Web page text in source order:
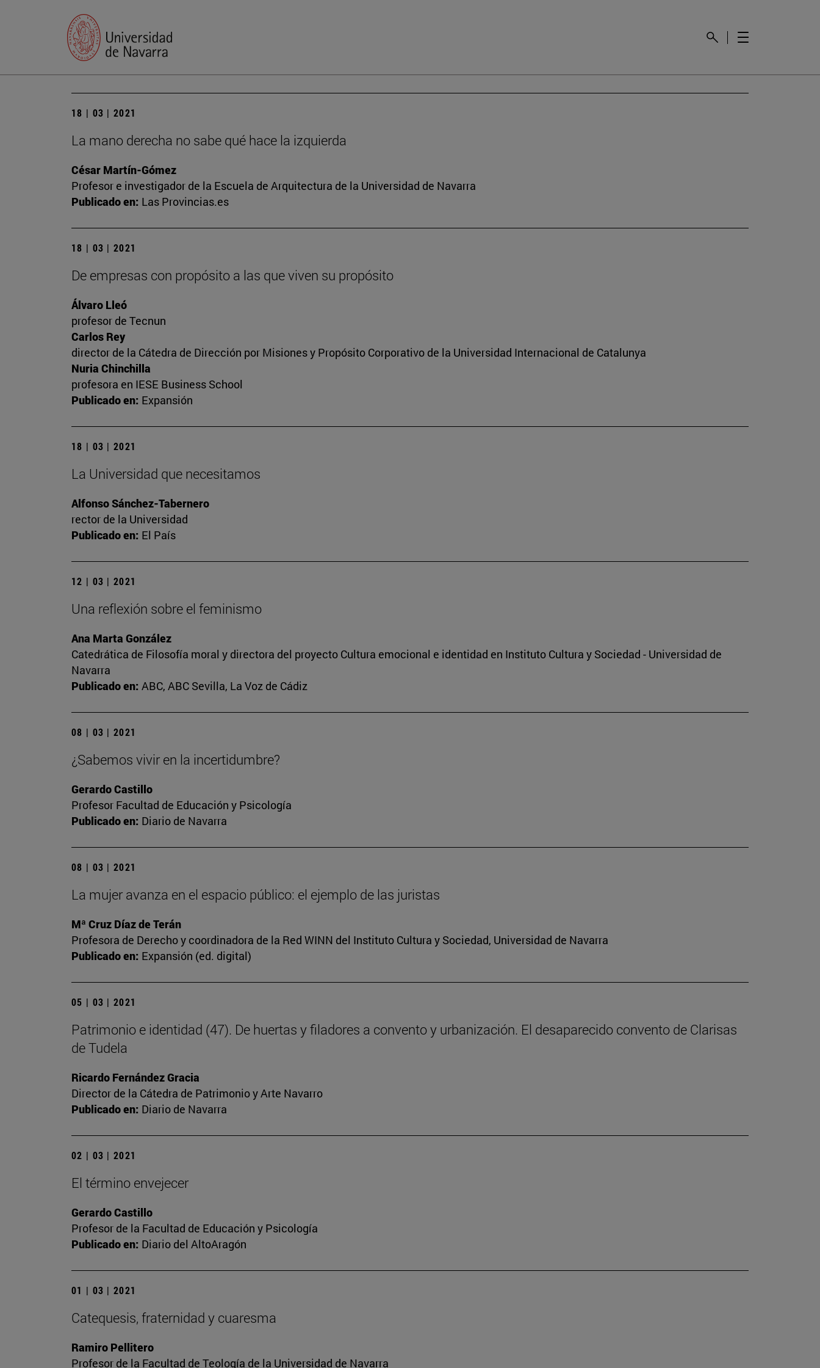
18 | 03 | 2021
La mano derecha no sabe qué hace la izquierda
César Martín-Gómez
Profesor e investigador de la Escuela de Arquitectura de la Universidad de Navarra
Publicado en: Las Provincias.es
18 | 03 | 2021
De empresas con propósito a las que viven su propósito
Álvaro Lleó
profesor de Tecnun
Carlos Rey
director de la Cátedra de Dirección por Misiones y Propósito Corporativo de la Universidad Internacional de Catalunya
Nuria Chinchilla
profesora en IESE Business School
Publicado en: Expansión
18 | 03 | 2021
La Universidad que necesitamos
Alfonso Sánchez-Tabernero
rector de la Universidad
Publicado en: El País
12 | 03 | 2021
Una reflexión sobre el feminismo
Ana Marta González
Catedrática de Filosofía moral y directora del proyecto Cultura emocional e identidad en Instituto Cultura y Sociedad - Universidad de
Navarra
Publicado en: ABC, ABC Sevilla, La Voz de Cádiz
08 | 03 | 2021
¿Sabemos vivir en la incertidumbre?
Gerardo Castillo
Profesor Facultad de Educación y Psicología
Publicado en: Diario de Navarra
08 | 03 | 2021
La mujer avanza en el espacio público: el ejemplo de las juristas
Mª Cruz Díaz de Terán
Profesora de Derecho y coordinadora de la Red WINN del Instituto Cultura y Sociedad, Universidad de Navarra
Publicado en: Expansión (ed. digital)
05 | 03 | 2021
Patrimonio e identidad (47). De huertas y filadores a convento y urbanización. El desaparecido convento de Clarisas
de Tudela
Ricardo Fernández Gracia
Director de la Cátedra de Patrimonio y Arte Navarro
Publicado en: Diario de Navarra
02 | 03 | 2021
El término envejecer
Gerardo Castillo
Profesor de la Facultad de Educación y Psicología
Publicado en: Diario del AltoAragón
01 | 03 | 2021
Catequesis, fraternidad y cuaresma
Ramiro Pellitero
Profesor de la Facultad de Teología de la Universidad de Navarra